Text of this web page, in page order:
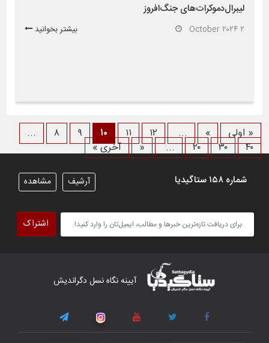
لیبرال‌‌دموکرات‌های جنگ‌افروز
۲ October ۲۰۲۴ بیشتر بخوانید
« اولی »
... ۸ ۹ ۱۰ ۱۱ ۱۲
...
۲۰
۳۰ ۴۰ ...
« آخری »
شماره ۱۵۸ ستاگیدیا مشاهده آرشیف
اشتراک
آیینه نگاه نسل دگراندیش